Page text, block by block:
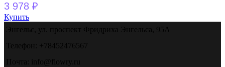
3 978 ₽
Купить
Энгельс, ул. проспект Фридриха Энгельса, 95А
Телефон: +78452476567
Почта: info@flowry.ru